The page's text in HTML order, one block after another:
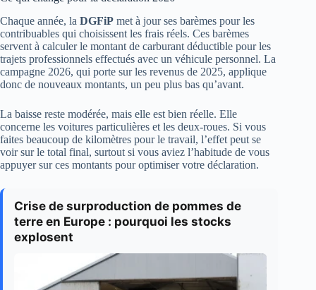
Chaque année, la DGFiP met à jour ses barèmes pour les
contribuables qui choisissent les frais réels. Ces barèmes
servent à calculer le montant de carburant déductible pour les
trajets professionnels effectués avec un véhicule personnel. La
campagne 2026, qui porte sur les revenus de 2025, applique
donc de nouveaux montants, un peu plus bas qu’avant.
La baisse reste modérée, mais elle est bien réelle. Elle
concerne les voitures particulières et les deux-roues. Si vous
faites beaucoup de kilomètres pour le travail, l’effet peut se
voir sur le total final, surtout si vous aviez l’habitude de vous
appuyer sur ces montants pour optimiser votre déclaration.
Crise de surproduction de pommes de
terre en Europe : pourquoi les stocks
explosent